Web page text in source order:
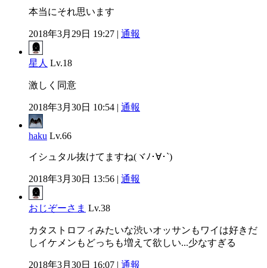
本当にそれ思います
2018年3月29日 19:27 | 通報
星人 Lv.18
激しく同意
2018年3月30日 10:54 | 通報
haku Lv.66
イシュタル抜けてますね(ヾﾉ･∀･`)
2018年3月30日 13:56 | 通報
おじぞーさま Lv.38
カタストロフィみたいな渋いオッサンもワイは好きだ
しイケメンもどっちも増えて欲しい...少なすぎる
2018年3月30日 16:07 | 通報